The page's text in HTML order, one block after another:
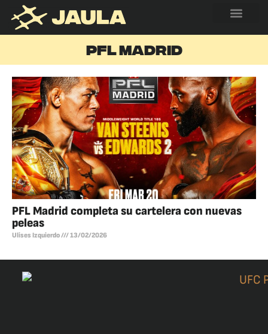
PFL MADRID
PFL Madrid completa su cartelera con nuevas
peleas
Ulises Izquierdo 13/02/2026